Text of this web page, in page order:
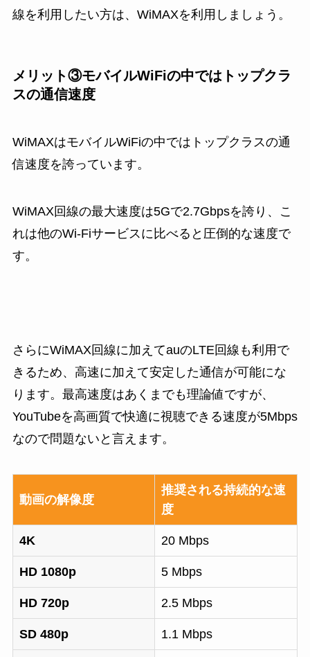
線を利用したい方は、WiMAXを利用しましょう。
メリット③モバイルWiFiの中ではトップクラ
スの通信速度
WiMAXはモバイルWiFiの中ではトップクラスの通
信速度を誇っています。
WiMAX回線の最大速度は5Gで2.7Gbpsを誇り、こ
れは他のWi-Fiサービスに比べると圧倒的な速度で
す。
さらにWiMAX回線に加えてauのLTE回線も利用で
きるため、高速に加えて安定した通信が可能にな
ります。最高速度はあくまでも理論値ですが、
YouTubeを高画質で快適に視聴できる速度が5Mbps
なので問題ないと言えます。
動画の解像度
推奨される持続的な速
度
4K 20 Mbps
HD 1080p 5 Mbps
HD 720p 2.5 Mbps
SD 480p 1.1 Mbps